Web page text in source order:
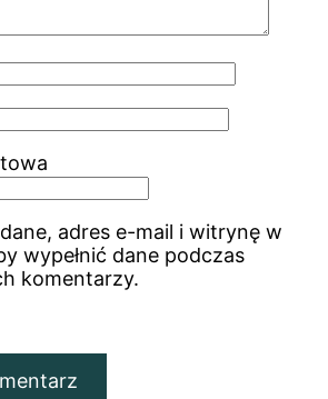
adres e-mail i witrynę w
wypełnić dane podczas
komentarzy.